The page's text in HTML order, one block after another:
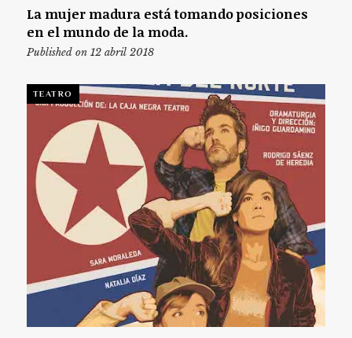
La mujer madura está tomando posiciones
en el mundo de la moda.
Published on 12 abril 2018
TEATRO